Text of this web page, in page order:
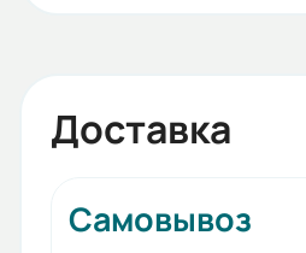
Доставка
Самовывоз